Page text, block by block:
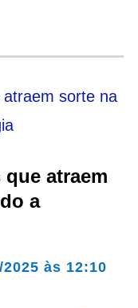
atraem
a
2025 às 12:10